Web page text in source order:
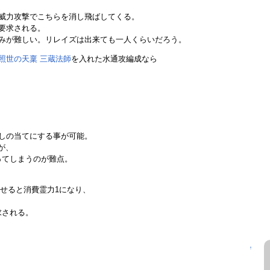
攻撃でこちらを消し飛ばしてくる。
求される。
難しい。リレイズは出来ても一人くらいだろう。
世の天稟 三蔵法師を入れた水通攻編成なら
当てにする事が可能。
しまうのが難点。
ると消費霊力1になり、
れる。
↑